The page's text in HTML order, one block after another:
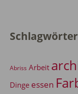
Schlagwörter
Abriss Arbeit
Dinge essen